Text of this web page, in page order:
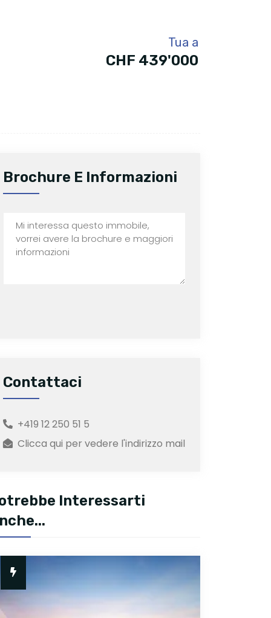
Tua a
CHF 439'000
Brochure E Informazioni
Contattaci
+419 12 250 51 5
Clicca qui per vedere l'indirizzo mail
Interessarti